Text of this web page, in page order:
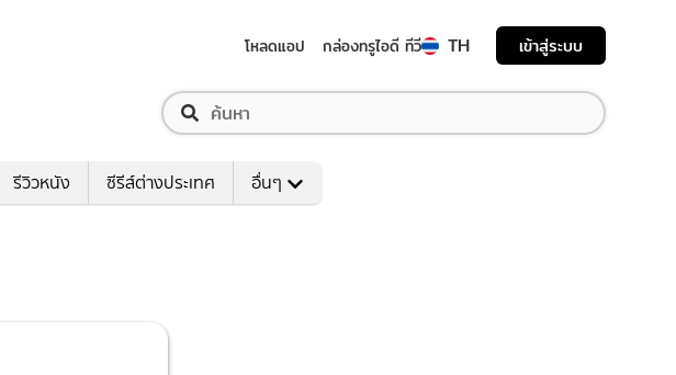
โหลดแอป กล่องทรูไอดี ทีวี TH เข้าสู่ระบบ
รีวิวหนัง ซีรีส์ต่างประเทศ อื่นๆ